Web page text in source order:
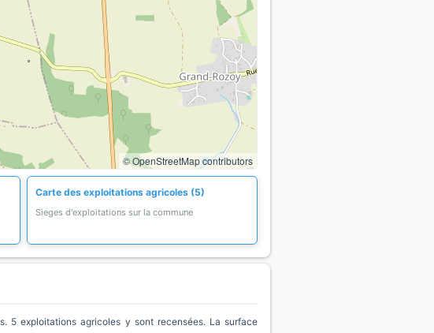
© OpenStreetMap contributors
Carte des exploitations agricoles (5)
Sieges d'exploitations sur la commune
5 exploitations agricoles y sont recensées. La surface